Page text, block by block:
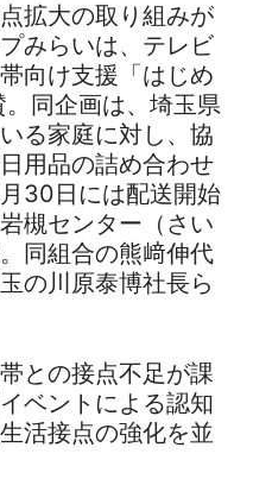
拡大の取り組みが
みらいは、テレビ
向け支援「はじめ
同企画は、埼玉県
る家庭に対し、協
用品の詰め合わせ
30日には配送開始
槻センター（さい
同組合の熊﨑伸代
の川原泰博社長ら
との接点不足が課
ベントによる認知
活接点の強化を並